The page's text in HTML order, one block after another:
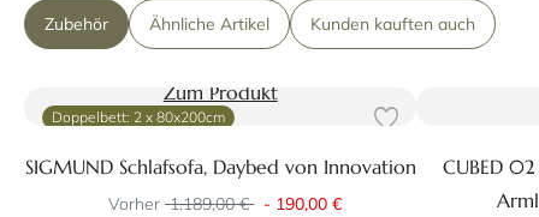
Zubehör Ähnliche Artikel Kunden kauften auch
Doppelbett: 2 x 80x200cm
Zum Produkt
SIGMUND Schlafsofa, Daybed von Innovation
Vorher 1.189,00 € - 190,00 €
CUBED